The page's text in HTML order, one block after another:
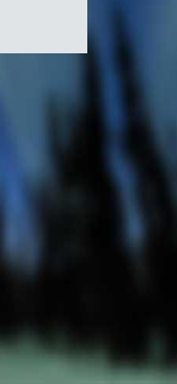
Canada